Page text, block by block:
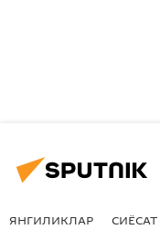
ЯНГИЛИКЛАР СИЁСАТ